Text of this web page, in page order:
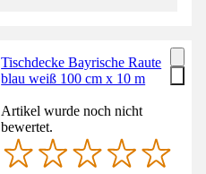
Tischdecke Bayrische Raute
blau weiß 100 cm x 10 m
Artikel wurde noch nicht
bewertet.